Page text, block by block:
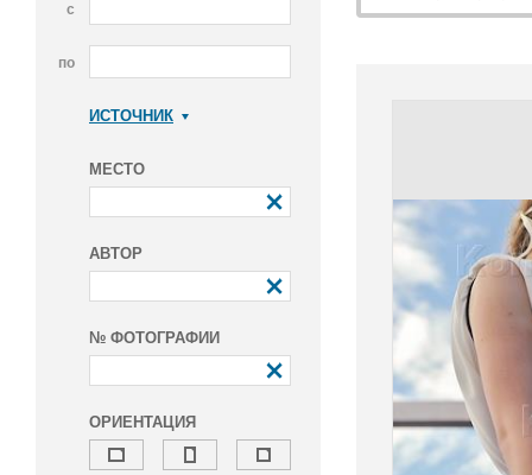
с
по
ИСТОЧНИК
МЕСТО
АВТОР
№ ФОТОГРАФИИ
ОРИЕНТАЦИЯ